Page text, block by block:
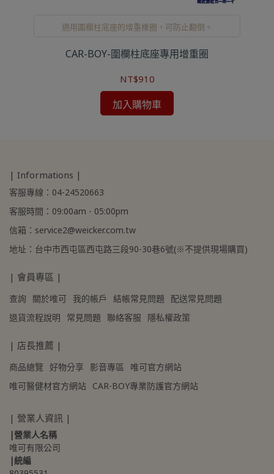
適用圍欄柱底座的增重橡圈，可防止翻倒。
CAR-BOY-圍欄柱底座專用增重圈
NT$910
加入購物車
| Informations |
客服專線：04-24520663
客服時間：09:00am - 05:00pm
信箱：service2@weicker.com.tw
地址：台中市西屯區西屯路三段90-30巷6號(※不提供現場購買)
| 會員專區 |
查詢 關於唯可 我的帳戶 結帳常見問題 配送常見問題
退貨流程說明 常見問題 聯絡客服 隱私權政策
| 店長推薦 |
商品總覽 好物分享 影音專區 唯可官方網站
唯可醫健材官方網站 CAR-BOY專業防護官方網站
| 營業人資訊 |
|營業人名稱
唯可有限公司
|統編